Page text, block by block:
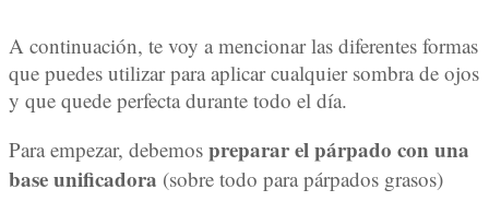
A continuación, te voy a mencionar las diferentes formas
que puedes utilizar para aplicar cualquier sombra de ojos
y que quede perfecta durante todo el día.
Para empezar, debemos preparar el párpado con una
base unificadora (sobre todo para párpados grasos)